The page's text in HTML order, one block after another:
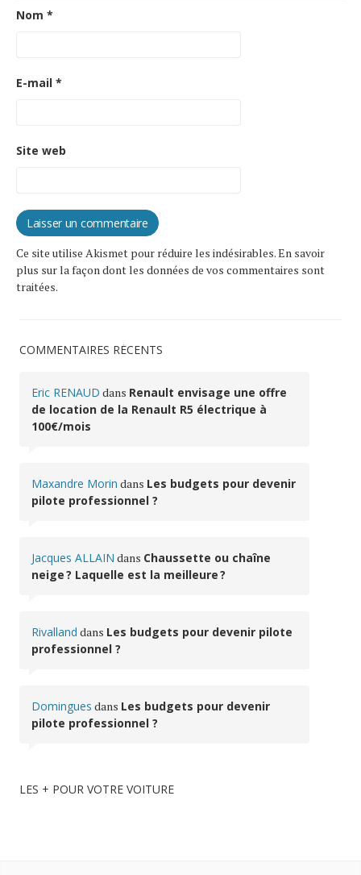
Nom *
E-mail *
Site web
Ce site utilise Akismet pour réduire les indésirables.En savoir
plus sur la façon dont les données de vos commentaires sont
traitées.
COMMENTAIRES RÉCENTS
Eric RENAUD dans Renault envisage une offre
de location de la Renault R5 électrique à
100€/mois
Maxandre Morin dans Les budgets pour devenir
pilote professionnel ?
Jacques ALLAIN dans Chaussette ou chaîne
neige ? Laquelle est la meilleure ?
Rivalland dans Les budgets pour devenir pilote
professionnel ?
Domingues dans Les budgets pour devenir
pilote professionnel ?
LES + POUR VOTRE VOITURE